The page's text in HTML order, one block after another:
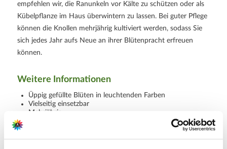
empfehlen wir, die Ranunkeln vor Kälte zu schützen oder als
Kübelpflanze im Haus überwintern zu lassen. Bei guter Pflege
können die Knollen mehrjährig kultiviert werden, sodass Sie
sich jedes Jahr aufs Neue an ihrer Blütenpracht erfreuen
können.
Weitere Informationen
Üppig gefüllte Blüten in leuchtenden Farben
Vielseitig einsetzbar
Mehrjährig